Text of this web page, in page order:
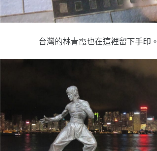
台灣的林青霞也在這裡留下手印。